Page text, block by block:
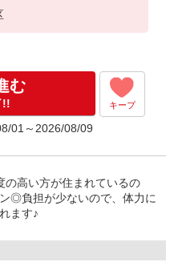
む
!! キープ
01～2026/08/09
の高い方が住まれているの
◎負担が少ないので、体力に
ます♪